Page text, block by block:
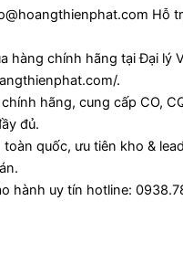
Hỗ
hàng chính hãng tại Đại lý
.
hãng, cung cấp CO,
đủ.
toàn quốc, ưu tiên kho &
hành uy tín hotline: